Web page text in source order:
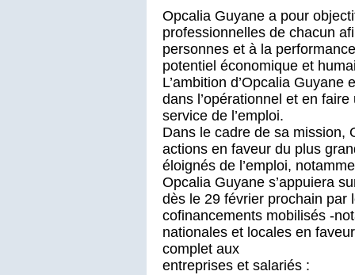
Opcalia Guyane a pour
professionnelles de chacun
personnes et à la
potentiel économique et
L’ambition d’Opcalia
dans l’opérationnel et en
service de l’emploi.
Dans le cadre de sa mission,
actions en faveur du plus
éloignés de l’emploi,
Opcalia Guyane s’appuiera
dès le 29 février prochain par
cofinancements mobilisés -
nationales et locales en
complet aux
entreprises et salariés :